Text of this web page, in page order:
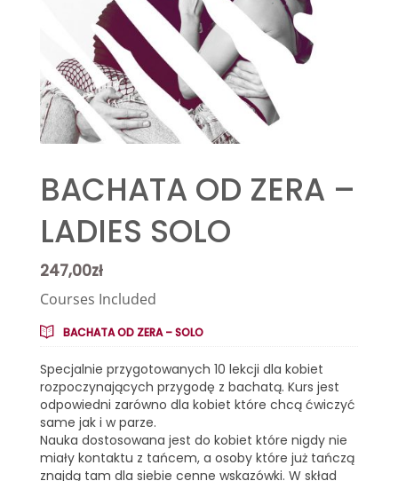
BACHATA OD ZERA –
LADIES SOLO
247,00zł
Courses Included
BACHATA OD ZERA – SOLO
Specjalnie przygotowanych 10 lekcji dla kobiet
rozpoczynających przygodę z bachatą. Kurs jest
odpowiedni zarówno dla kobiet które chcą ćwiczyć
same jak i w parze.
Nauka dostosowana jest do kobiet które nigdy nie
miały kontaktu z tańcem, a osoby które już tańczą
znajdą tam dla siebie cenne wskazówki. W skład